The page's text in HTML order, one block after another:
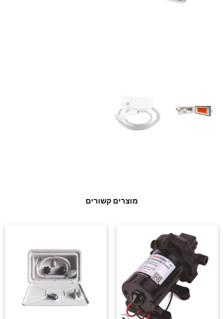
מוצרים קשורים